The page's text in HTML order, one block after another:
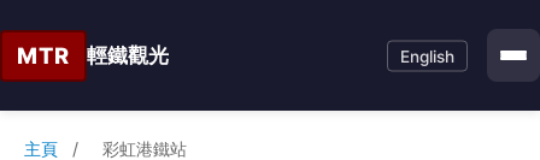
MTR 輕鐵觀光 English
主頁 / 彩虹港鐵站